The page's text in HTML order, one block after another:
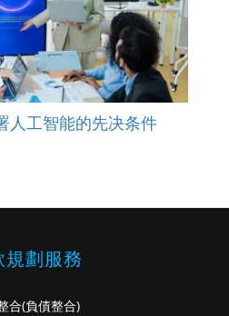
人工智能的先决条件
規劃服務
合(負債整合)